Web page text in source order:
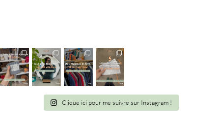
Clique ici pour me suivre sur Instagram !